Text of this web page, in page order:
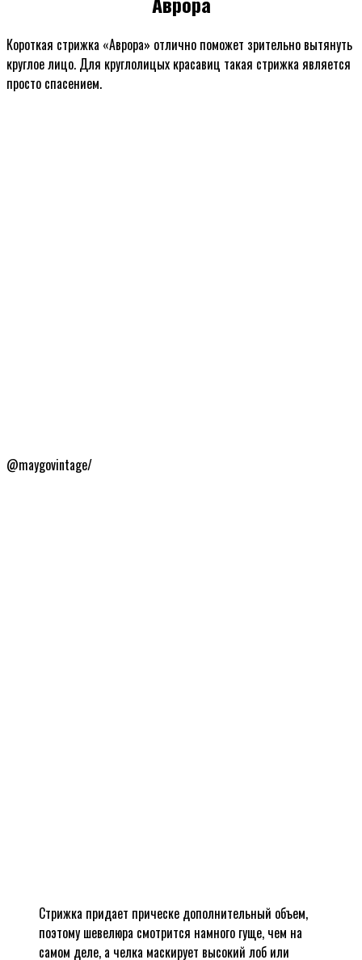
Короткая стрижка «Аврора» отлично поможет зрительно вытянуть
круглое лицо. Для круглолицых красавиц такая стрижка является
просто спасением.
@maygovintage/
Стрижка придает прическе дополнительный объем,
поэтому шевелюра смотрится намного гуще, чем на
самом деле, а челка маскирует высокий лоб или